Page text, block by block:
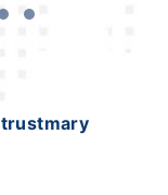
trustmary